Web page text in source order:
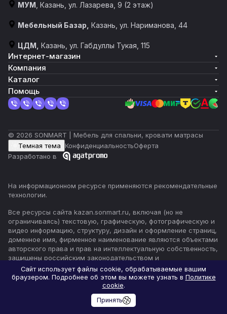
Корзина Избранные
МУМ , Казань, ул. Лазарева, 9 (2 этаж)
Мебельный Базар, Казань, ул. Нариманова, 44
ЦДМ, Казань, ул. Габдуллы Тукая, 115
Интернет-магазин
Компания
Каталог
Помощь
© 2026 SONMART | Мебель для спальни, кровати матрасы
Темная тема
КонфиденциальностьОферта
Разработано в
На информационном ресурсе применяются рекомендательные
технологии.
Все ресурсы сайта kazan.sonmart.ru, включая (но не
ограничиваясь) текстовую, графическую, фотографическую и
видео информацию, структуру, дизайн и оформление страниц,
доменное имя, фирменное наименование являются объектами
авторского права и прав на интеллектуальную собственность,
защищены российским законодательством и
международными соглашениями об охране авторских прав.
Читать далее
Сайт использует файлы cookie, обрабатываемые вашим
браузером. Подробнее об этом вы можете узнать в Политике
cookie.
Принять